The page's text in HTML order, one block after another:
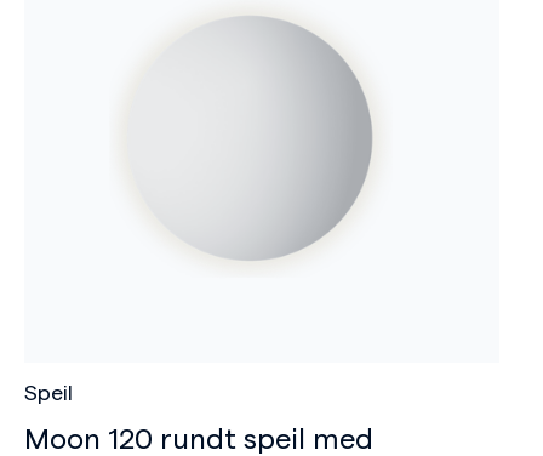
Speil
Moon 120 rundt speil med